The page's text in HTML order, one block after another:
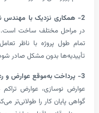
نزدیک با مهندس ناظر : مهندس
مختلف ساخت است. توصیه
پروژه با ناظر تعامل داشته
بدون مشکل صادر شود.
به‌موقع عوارض و رعایت مقررات
عوارض تراکم مازاد یا
کار را طولانی‌تر می‌کند. بنابراین،